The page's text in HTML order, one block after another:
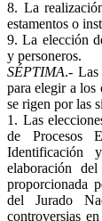
8. La
estamentos o
9. La elección
y personeros.
SÉPTIMA.- Las
para elegir a los
se rigen por las
1. Las
de Procesos
elaboración
proporcionada
del Jurado
controversias